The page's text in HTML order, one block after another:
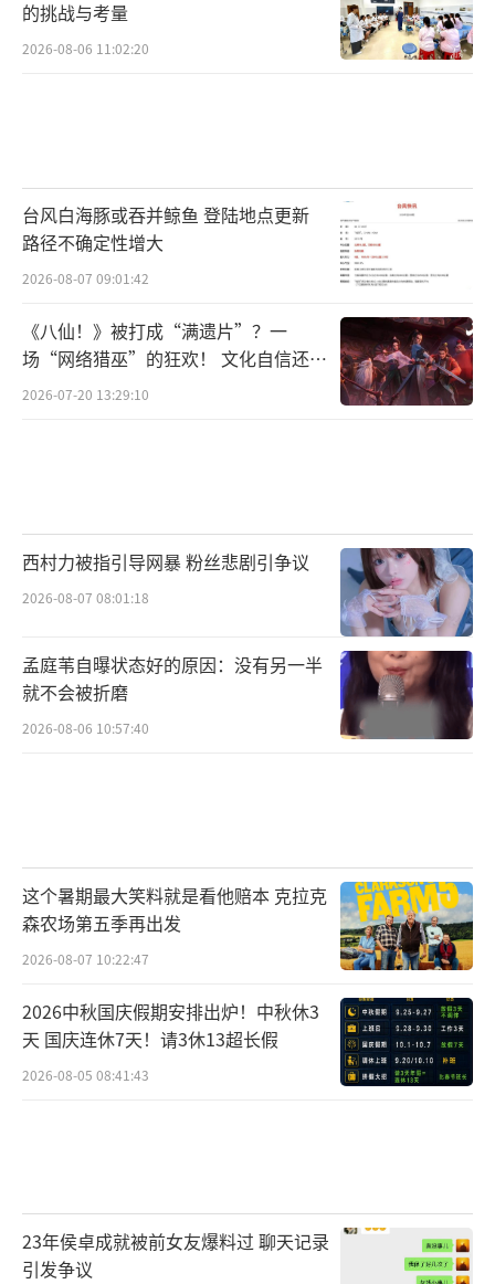
的挑战与考量
2026-08-06 11:02:20
台风白海豚或吞并鲸鱼 登陆地点更新
路径不确定性增大
2026-08-07 09:01:42
《八仙！》被打成“满遗片”？一
场“网络猎巫”的狂欢！ 文化自信还是
焦虑？
2026-07-20 13:29:10
西村力被指引导网暴 粉丝悲剧引争议
2026-08-07 08:01:18
孟庭苇自曝状态好的原因：没有另一半
就不会被折磨
2026-08-06 10:57:40
这个暑期最大笑料就是看他赔本 克拉克
森农场第五季再出发
2026-08-07 10:22:47
2026中秋国庆假期安排出炉！中秋休3
天 国庆连休7天！请3休13超长假
2026-08-05 08:41:43
23年侯卓成就被前女友爆料过 聊天记录
引发争议